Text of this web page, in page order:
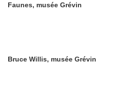
Faunes, musée Grévin
Bruce Willis, musée Grévin